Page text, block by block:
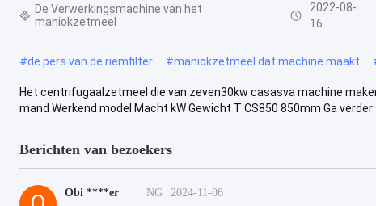
De Verwerkingsmachine van het
maniokzetmeel
2022-08-
16
#de pers van de riemfilter #maniokzetmeel dat machine maakt
Het centrifugaalzetmeel die van zeven30kw casasva machine
mand Werkend model Macht kW Gewicht T CS850 850mm Ga verder
Berichten van bezoekers
Obi ****er NG
2024-11-06